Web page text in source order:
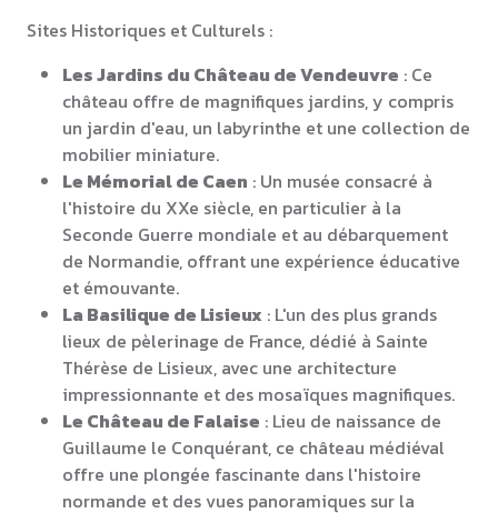
Sites Historiques et Culturels :
Les Jardins du Château de Vendeuvre : Ce
château offre de magnifiques jardins, y compris
un jardin d'eau, un labyrinthe et une collection de
mobilier miniature.
Le Mémorial de Caen : Un musée consacré à
l'histoire du XXe siècle, en particulier à la
Seconde Guerre mondiale et au débarquement
de Normandie, offrant une expérience éducative
et émouvante.
La Basilique de Lisieux : L'un des plus grands
lieux de pèlerinage de France, dédié à Sainte
Thérèse de Lisieux, avec une architecture
impressionnante et des mosaïques magnifiques.
Le Château de Falaise : Lieu de naissance de
Guillaume le Conquérant, ce château médiéval
offre une plongée fascinante dans l'histoire
normande et des vues panoramiques sur la